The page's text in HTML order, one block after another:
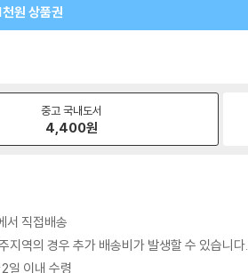
원 상품권
중고 국내도서
4,400원
서 직접배송
지역의 경우 추가 배송비가 발생할 수 있습니다.
일 이내 수령